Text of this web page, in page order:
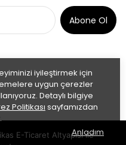
iyileştirmek için
uygun çerezler
Detaylı bilgiye
Politikası sayfamızdan
Anladım
Abone Ol
E-Ticaret Altyapısı ile